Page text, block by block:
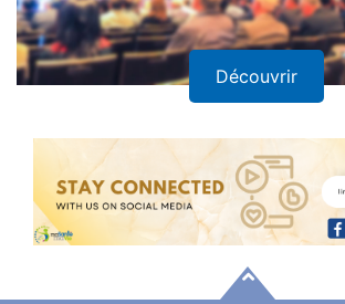
Découvrir